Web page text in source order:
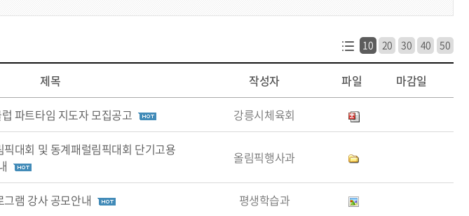
10 20 30 40 50
제목 작성자 파일 마감일
파트타임 지도자 모집공고 강릉시체육회
대회 및 동계패럴림픽대회 단기고용
올림픽행사과
램 강사 공모안내 평생학습과